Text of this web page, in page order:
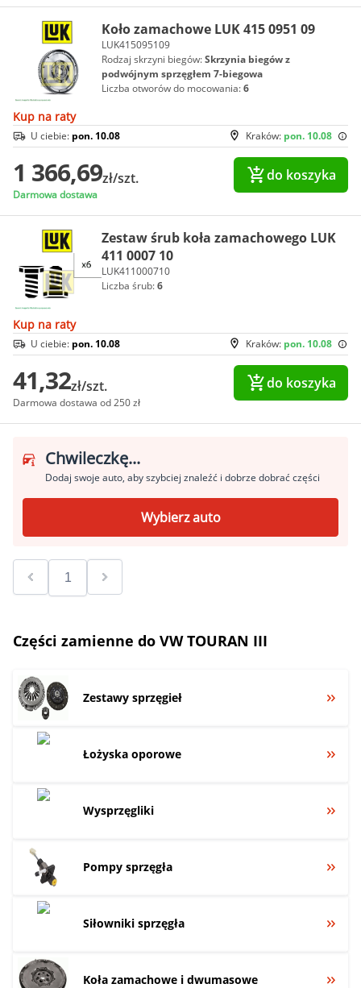
Koło zamachowe LUK 415 0951 09
LUK415095109
Rodzaj skrzyni biegów:Skrzynia biegów z
podwójnym sprzęgłem 7-biegowa
Liczba otworów do mocowania:6
Kup na raty
Kraków: pon. 10.08
U ciebie: pon. 10.08
1 366,69zł/szt.
Darmowa dostawa
do koszyka
Zestaw śrub koła zamachowego LUK
411 0007 10
LUK411000710
Liczba śrub:6
Kup na raty
Kraków: pon. 10.08
U ciebie: pon. 10.08
41,32zł/szt.
Darmowa dostawa od 250 zł
do koszyka
Chwileczkę...
Dodaj swoje auto, aby szybciej znaleźć i dobrze dobrać części
Wybierz auto
Części zamienne do VW TOURAN III
Zestawy sprzęgieł
Łożyska oporowe
Wysprzęgliki
Pompy sprzęgła
Siłowniki sprzęgła
Koła zamachowe i dwumasowe